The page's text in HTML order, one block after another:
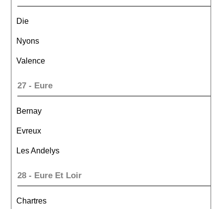
Die
Nyons
Valence
27 - Eure
Bernay
Evreux
Les Andelys
28 - Eure Et Loir
Chartres